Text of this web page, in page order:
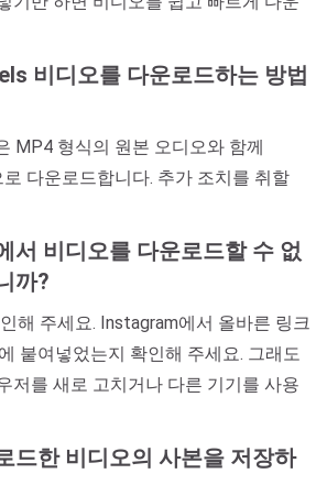
비디오를 다운로드하는 방법
MP4 형식의 원본 오디오와 함께
다운로드합니다. 추가 조치를 취할
서 비디오를 다운로드할 수 없
까?
해 주세요. Instagram에서 올바른 링크
붙여넣었는지 확인해 주세요. 그래도
저를 새로 고치거나 다른 기기를 사용
드한 비디오의 사본을 저장하